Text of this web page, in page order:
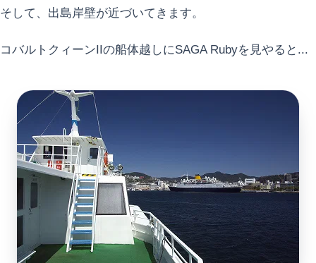
そして、出島岸壁が近づいてきます。
コバルトクィーンIIの船体越しにSAGA Rubyを見やると...